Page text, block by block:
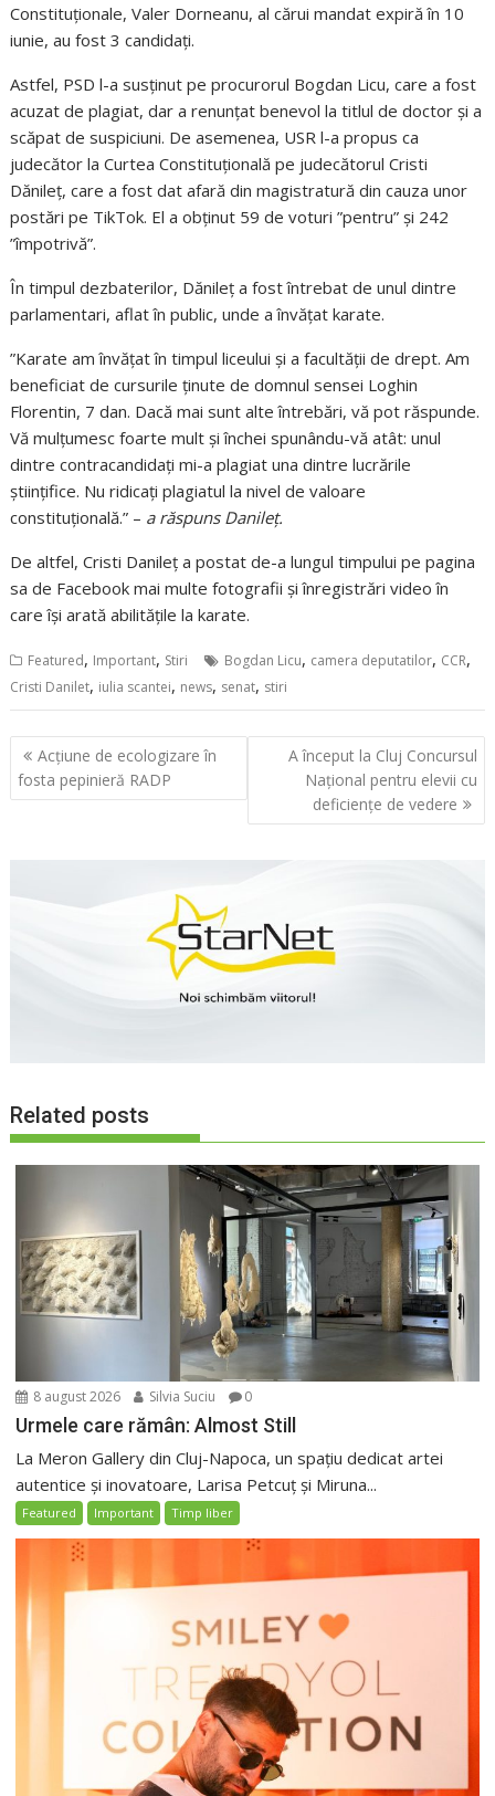
Constituționale, Valer Dorneanu, al cărui mandat expiră în 10
iunie, au fost 3 candidați.
Astfel, PSD l-a susținut pe procurorul Bogdan Licu, care a fost
acuzat de plagiat, dar a renunțat benevol la titlul de doctor și a
scăpat de suspiciuni. De asemenea, USR l-a propus ca
judecător la Curtea Constituțională pe judecătorul Cristi
Dănileț, care a fost dat afară din magistratură din cauza unor
postări pe TikTok. El a obținut 59 de voturi ”pentru” și 242
”împotrivă”.
În timpul dezbaterilor, Dănileț a fost întrebat de unul dintre
parlamentari, aflat în public, unde a învățat karate.
”Karate am învățat în timpul liceului și a facultății de drept. Am
beneficiat de cursurile ținute de domnul sensei Loghin
Florentin, 7 dan. Dacă mai sunt alte întrebări, vă pot răspunde.
Vă mulțumesc foarte mult și închei spunându-vă atât: unul
dintre contracandidați mi-a plagiat una dintre lucrările
științifice. Nu ridicați plagiatul la nivel de valoare
constituțională.” – a răspuns Danileț.
De altfel, Cristi Danileț a postat de-a lungul timpului pe pagina
sa de Facebook mai multe fotografii și înregistrări video în
care își arată abilitățile la karate.
Featured, Important, Stiri Bogdan Licu, camera deputatilor, CCR,
Cristi Danilet, iulia scantei, news, senat, stiri
Navigare
în
articole
Acțiune de ecologizare în
fosta pepinieră RADP
A început la Cluj Concursul
Național pentru elevii cu
deficiențe de vedere
Related posts
8 august 2026 Silvia Suciu 0
Urmele care rămân: Almost Still
La Meron Gallery din Cluj-Napoca, un spațiu dedicat artei
autentice și inovatoare, Larisa Petcuț și Miruna...
Featured Important Timp liber